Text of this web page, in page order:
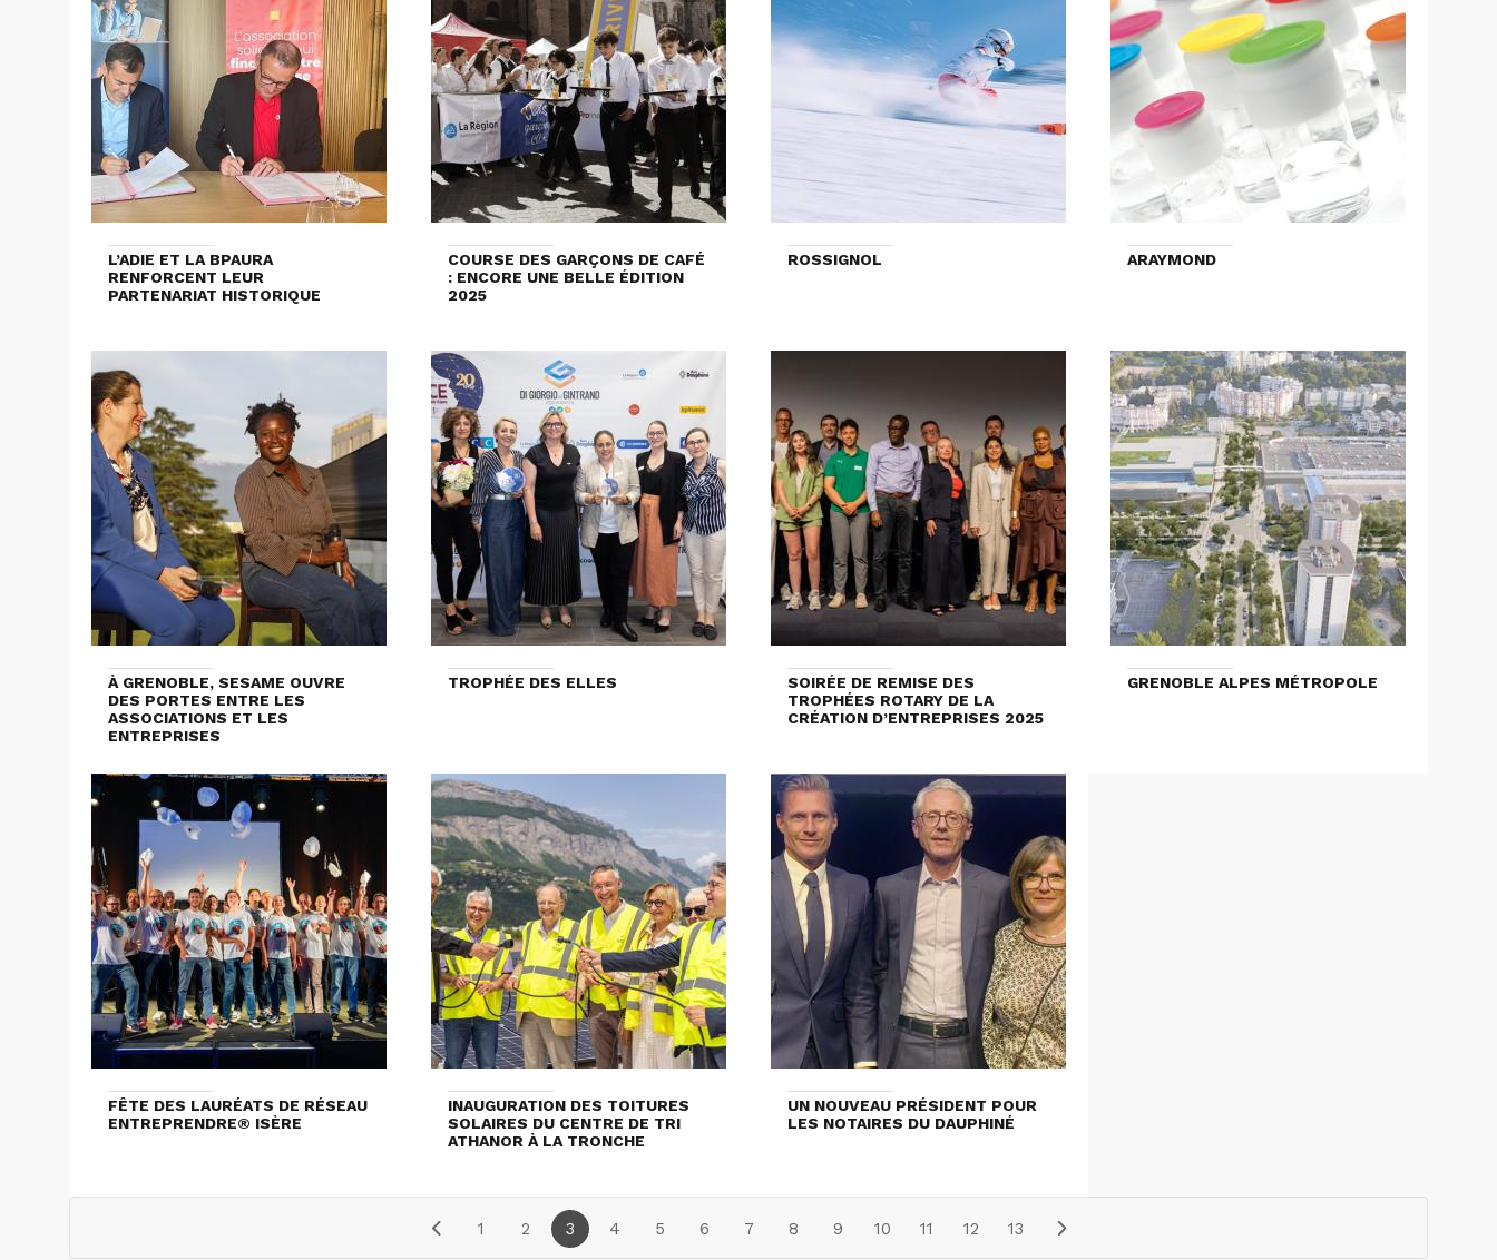
L’ADIE ET LA BPAURA
RENFORCENT LEUR
PARTENARIAT HISTORIQUE
COURSE DES GARÇONS DE CAFÉ
: ENCORE UNE BELLE ÉDITION
2025
ROSSIGNOL ARAYMOND
À GRENOBLE, SESAME OUVRE
DES PORTES ENTRE LES
ASSOCIATIONS ET LES
ENTREPRISES
TROPHÉE DES ELLES
SOIRÉE DE REMISE DES
TROPHÉES ROTARY DE LA
CRÉATION D’ENTREPRISES 2025
GRENOBLE ALPES MÉTROPOLE
FÊTE DES LAURÉATS DE RÉSEAU
ENTREPRENDRE® ISÈRE
INAUGURATION DES TOITURES
SOLAIRES DU CENTRE DE TRI
ATHANOR À LA TRONCHE
UN NOUVEAU PRÉSIDENT POUR
LES NOTAIRES DU DAUPHINÉ
1 2 3 4 5 6 7 8 9 10 11 12 13